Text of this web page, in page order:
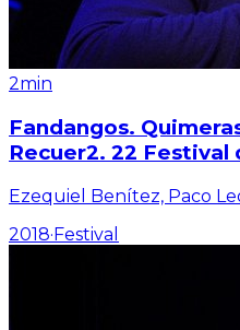
2min
Fandangos.
Recuer2. 22 Festival
Ezequiel Benítez, Paco
2018·Festival